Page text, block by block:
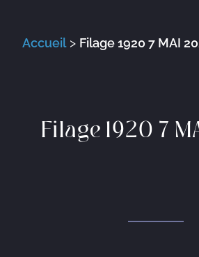
Accueil> Filage 1920 7 MAI
Filage 1920 7